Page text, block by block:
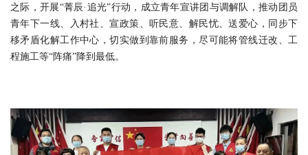
之际，开展“菁辰·追光”行动，成立青年宣讲团与调解队，推动团员
青年下一线、入村社、宣政策、听民意、解民忧、送爱心，同步下
移矛盾化解工作中心，切实做到靠前服务，尽可能将管线迁改、工
程施工等“阵痛”降到最低。